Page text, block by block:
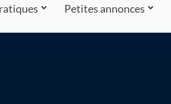
Petites annonces